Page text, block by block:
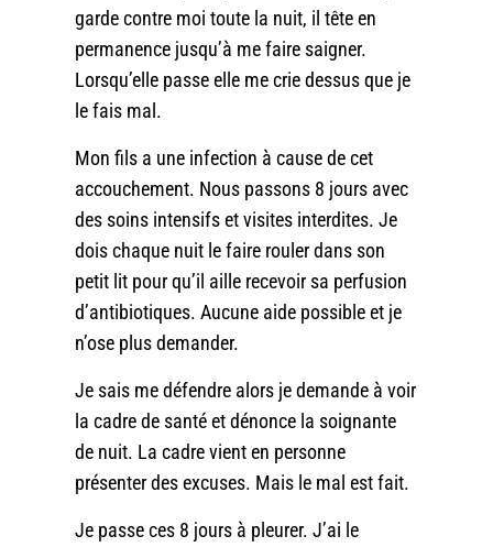
garde contre moi toute la nuit, il tête en
permanence jusqu’à me faire saigner.
Lorsqu’elle passe elle me crie dessus que je
le fais mal.
Mon fils a une infection à cause de cet
accouchement. Nous passons 8 jours avec
des soins intensifs et visites interdites. Je
dois chaque nuit le faire rouler dans son
petit lit pour qu’il aille recevoir sa perfusion
d’antibiotiques. Aucune aide possible et je
n’ose plus demander.
Je sais me défendre alors je demande à voir
la cadre de santé et dénonce la soignante
de nuit. La cadre vient en personne
présenter des excuses. Mais le mal est fait.
Je passe ces 8 jours à pleurer. J’ai le